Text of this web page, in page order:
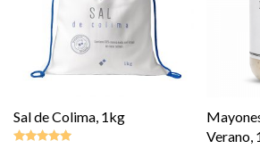
Sal de Colima, 1kg
Verano,